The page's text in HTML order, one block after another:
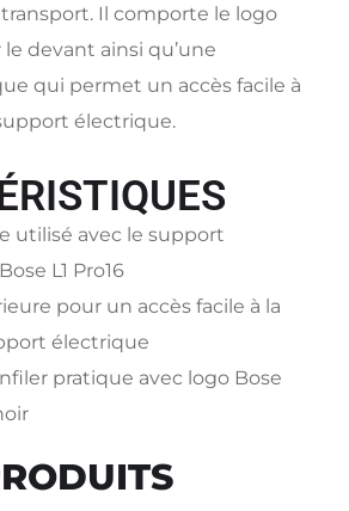
Il comporte le logo
devant ainsi qu’une
qui permet un accès facile à
électrique.
utilisé avec le support
L1 Pro16
pour un accès facile à la
électrique
pratique avec logo Bose